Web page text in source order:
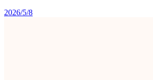
2026/5/8